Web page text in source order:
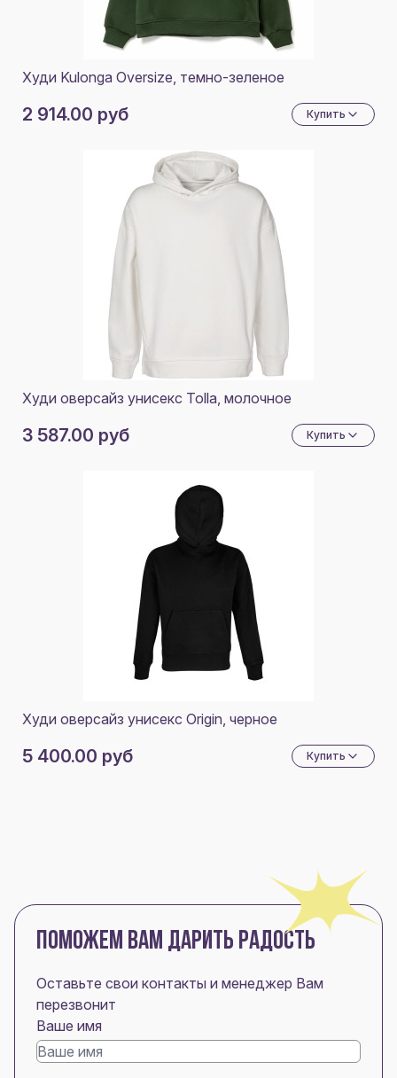
Худи Kulonga Oversize, темно-зеленое
2 914.00 руб Купить
Худи оверсайз унисекс Tolla, молочное
3 587.00 руб Купить
Худи оверсайз унисекс Origin, черное
5 400.00 руб Купить
ПОМОЖЕМ ВАМ ДАРИТЬ РАДОСТЬ
Оставьте свои контакты и менеджер Вам
перезвонит
Ваше имя